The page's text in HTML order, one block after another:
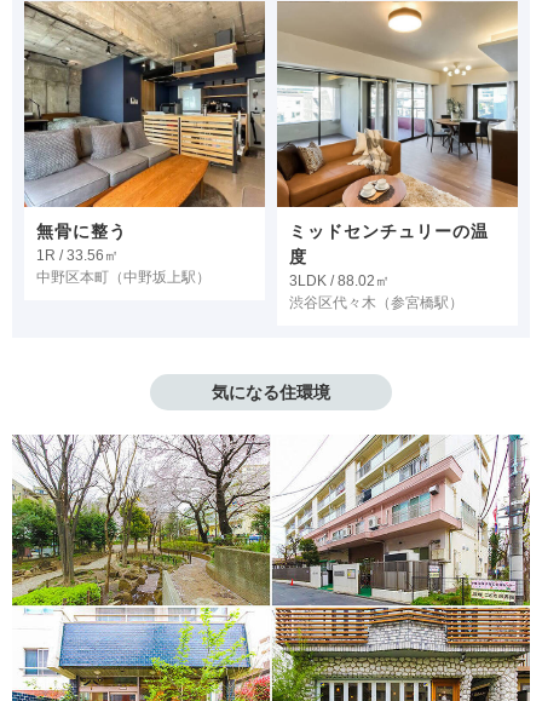
無骨に整う
1R / 33.56㎡
中野区本町 （中野坂上駅）
ミッドセンチュリーの温
度
3LDK / 88.02㎡
渋谷区代々木 （参宮橋駅）
気になる住環境